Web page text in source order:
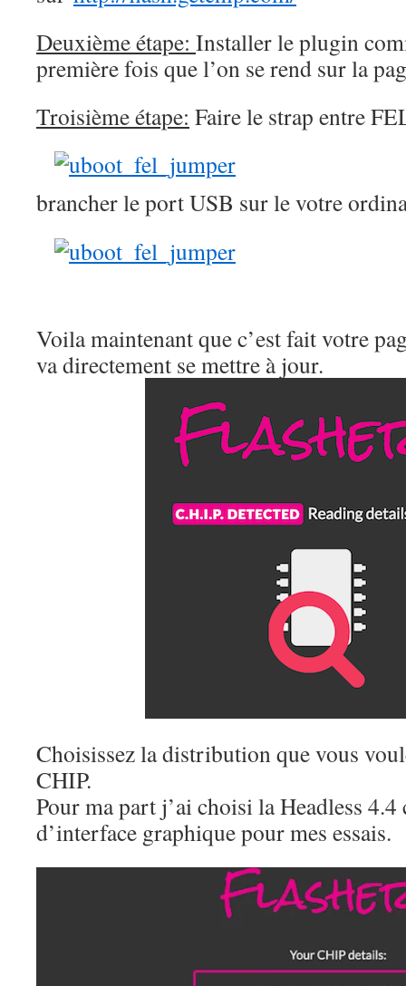
Deuxième étape: Installer le plugin
première fois que l’on se rend sur la
Troisième étape: Faire le strap entre
brancher le port USB sur le votre
Voila maintenant que c’est fait votre
va directement se mettre à jour.
Choisissez la distribution que vous
CHIP.
Pour ma part j’ai choisi la Headless 4.4
d’interface graphique pour mes essais.